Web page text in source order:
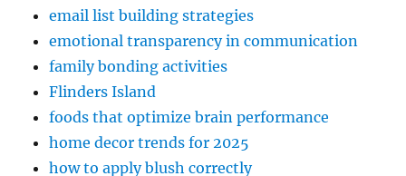
email list building strategies
emotional transparency in communication
family bonding activities
Flinders Island
foods that optimize brain performance
home decor trends for 2025
how to apply blush correctly